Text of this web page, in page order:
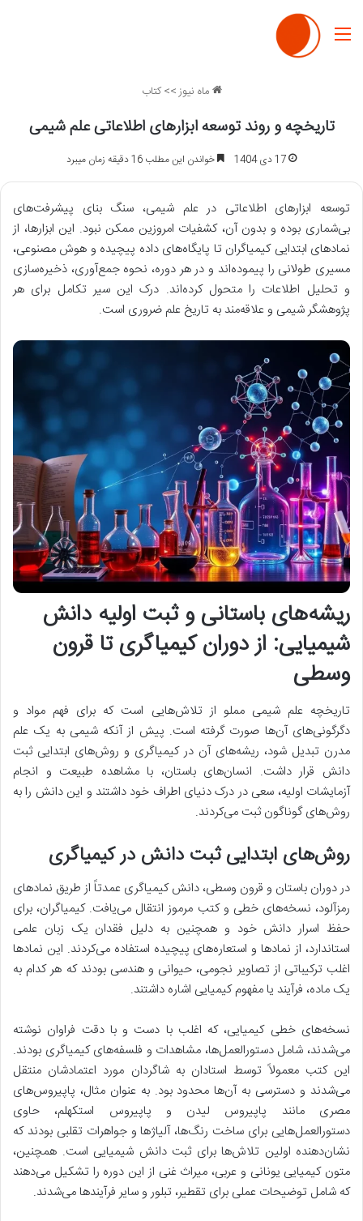
منو
ماه نیوز>> کتاب
تاریخچه و روند توسعه ابزارهای اطلاعاتی علم شیمی
17 دی 1404 خواندن این مطلب 16 دقیقه زمان میبرد
توسعه ابزارهای اطلاعاتی در علم شیمی، سنگ بنای پیشرفت‌های
بی‌شماری بوده و بدون آن، کشفیات امروزین ممکن نبود. این ابزارها، از
نمادهای ابتدایی کیمیاگران تا پایگاه‌های داده پیچیده و هوش مصنوعی،
مسیری طولانی را پیموده‌اند و در هر دوره، نحوه جمع‌آوری، ذخیره‌سازی
و تحلیل اطلاعات را متحول کرده‌اند. درک این سیر تکامل برای هر
پژوهشگر شیمی و علاقه‌مند به تاریخ علم ضروری است.
ریشه‌های باستانی و ثبت اولیه دانش
شیمیایی: از دوران کیمیاگری تا قرون
وسطی
تاریخچه علم شیمی مملو از تلاش‌هایی است که برای فهم مواد و
دگرگونی‌های آن‌ها صورت گرفته است. پیش از آنکه شیمی به یک علم
مدرن تبدیل شود، ریشه‌های آن در کیمیاگری و روش‌های ابتدایی ثبت
دانش قرار داشت. انسان‌های باستان، با مشاهده طبیعت و انجام
آزمایشات اولیه، سعی در درک دنیای اطراف خود داشتند و این دانش را به
روش‌های گوناگون ثبت می‌کردند.
روش‌های ابتدایی ثبت دانش در کیمیاگری
در دوران باستان و قرون وسطی، دانش کیمیاگری عمدتاً از طریق نمادهای
رمزآلود، نسخه‌های خطی و کتب مرموز انتقال می‌یافت. کیمیاگران، برای
حفظ اسرار دانش خود و همچنین به دلیل فقدان یک زبان علمی
استاندارد، از نمادها و استعاره‌های پیچیده استفاده می‌کردند. این نمادها
اغلب ترکیباتی از تصاویر نجومی، حیوانی و هندسی بودند که هر کدام به
یک ماده، فرآیند یا مفهوم کیمیایی اشاره داشتند.
نسخه‌های خطی کیمیایی، که اغلب با دست و با دقت فراوان نوشته
می‌شدند، شامل دستورالعمل‌ها، مشاهدات و فلسفه‌های کیمیاگری بودند.
این کتب معمولاً توسط استادان به شاگردان مورد اعتمادشان منتقل
می‌شدند و دسترسی به آن‌ها محدود بود. به عنوان مثال، پاپیروس‌های
مصری مانند پاپیروس لیدن و پاپیروس استکهلم، حاوی
دستورالعمل‌هایی برای ساخت رنگ‌ها، آلیاژها و جواهرات تقلبی بودند که
نشان‌دهنده اولین تلاش‌ها برای ثبت دانش شیمیایی است. همچنین،
متون کیمیایی یونانی و عربی، میراث غنی از این دوره را تشکیل می‌دهند
که شامل توضیحات عملی برای تقطیر، تبلور و سایر فرآیندها می‌شدند.